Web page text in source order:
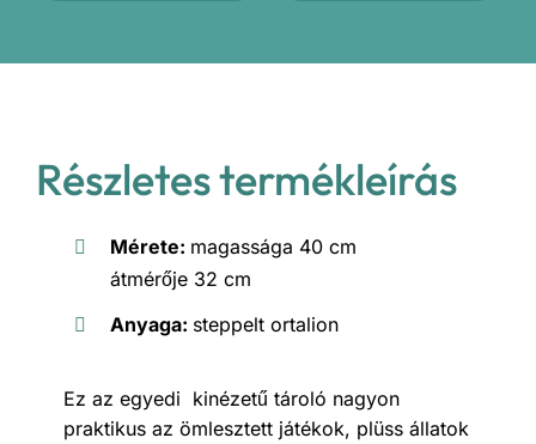
Részletes termékleírás
Mérete: magassága 40 cm
átmérője 32 cm
Anyaga: steppelt ortalion
Ez az egyedi kinézetű tároló nagyon
praktikus az ömlesztett játékok, plüss állatok